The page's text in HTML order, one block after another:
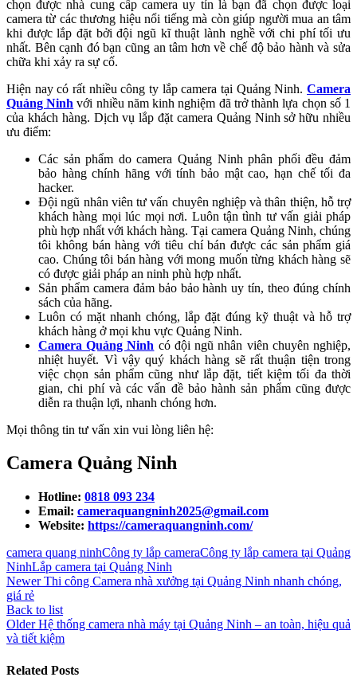
chọn được nhà cung cấp camera uy tín là bạn đã chọn được loại
camera từ các thương hiệu nổi tiếng mà còn giúp người mua an tâm
khi được lắp đặt bởi đội ngũ kĩ thuật lành nghề với chi phí tối ưu
nhất. Bên cạnh đó bạn cũng an tâm hơn về chế độ bảo hành và sửa
chữa khi xảy ra sự cố.
Hiện nay có rất nhiều công ty lắp camera tại Quảng Ninh. Camera
Quảng Ninh với nhiều năm kinh nghiệm đã trở thành lựa chọn số 1
của khách hàng. Dịch vụ lắp đặt camera Quảng Ninh sở hữu nhiều
ưu điểm:
Các sản phẩm do camera Quảng Ninh phân phối đều đảm
bảo hàng chính hãng với tính bảo mật cao, hạn chế tối đa
hacker.
Đội ngũ nhân viên tư vấn chuyên nghiệp và thân thiện, hỗ trợ
khách hàng mọi lúc mọi nơi. Luôn tận tình tư vấn giải pháp
phù hợp nhất với khách hàng. Tại camera Quảng Ninh, chúng
tôi không bán hàng với tiêu chí bán được các sản phẩm giá
cao. Chúng tôi bán hàng với mong muốn từng khách hàng sẽ
có được giải pháp an ninh phù hợp nhất.
Sản phẩm camera đảm bảo bảo hành uy tín, theo đúng chính
sách của hãng.
Luôn có mặt nhanh chóng, lắp đặt đúng kỹ thuật và hỗ trợ
khách hàng ở mọi khu vực Quảng Ninh.
Camera Quảng Ninh có đội ngũ nhân viên chuyên nghiệp,
nhiệt huyết. Vì vậy quý khách hàng sẽ rất thuận tiện trong
việc chọn sản phẩm cũng như lắp đặt, tiết kiệm tối đa thời
gian, chi phí và các vấn đề bảo hành sản phẩm cũng được
diễn ra thuận lợi, nhanh chóng hơn.
Mọi thông tin tư vấn xin vui lòng liên hệ:
Camera Quảng Ninh
Hotline: 0818 093 234
Email: cameraquangninh2025@gmail.com
Website: https://cameraquangninh.com/
camera quang ninhCông ty lắp cameraCông ty lắp camera tại Quảng
NinhLắp camera tại Quảng Ninh
Newer Thi công Camera nhà xưởng tại Quảng Ninh nhanh chóng,
giá rẻ
Back to list
Older Hệ thống camera nhà máy tại Quảng Ninh – an toàn, hiệu quả
và tiết kiệm
Related Posts